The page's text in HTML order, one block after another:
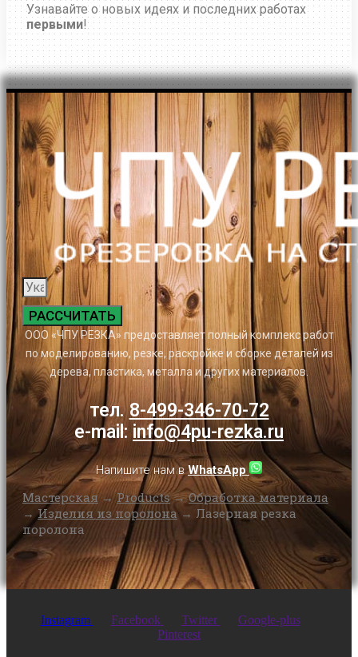
Узнавайте о новых идеях и последних работах
первыми!
РАССЧИТАТЬ
ООО «ЧПУ РЕЗКА» предоставляет полный комплекс работ
по моделированию, резке, раскройке и сборке деталей из
дерева, пластика, металла и других материалов.
тел.8-499-346-70-72
e-mail: info@4pu-rezka.ru
Напишите нам вWhatsApp
Мастерская→Products→Обработка материала
→Изделия из поролона→ Лазерная резка
поролона
Instagram Facebook Twitter
Google-plus
Pinterest